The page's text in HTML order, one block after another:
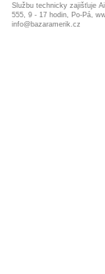
Službu technicky zajišťuje
555, 9 - 17 hodin, Po-Pá,
info@bazaramerik.cz